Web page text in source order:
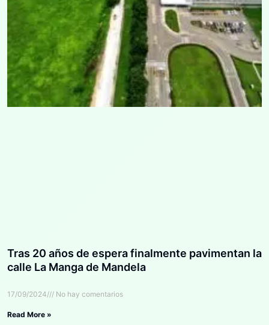
Tras 20 años de espera finalmente pavimentan la
calle La Manga de Mandela
17/09/2024 No hay comentarios
Read More »